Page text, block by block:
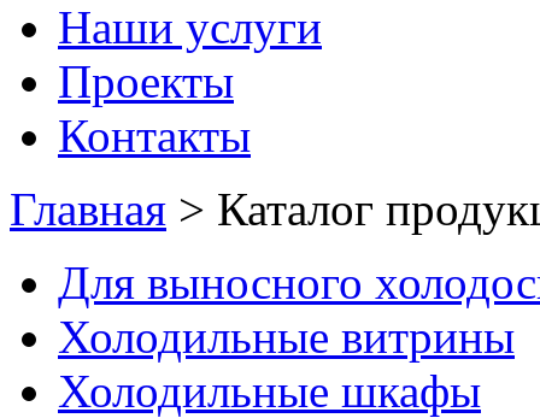
Наши услуги
Проекты
Контакты
Главная > Каталог
Для выносного
Холодильные витрины
Холодильные шкафы